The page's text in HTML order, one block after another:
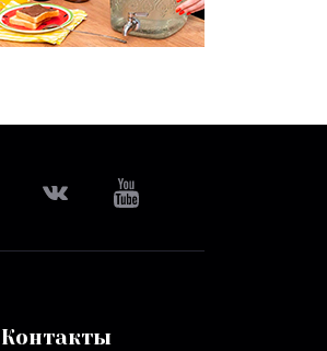
Контакты